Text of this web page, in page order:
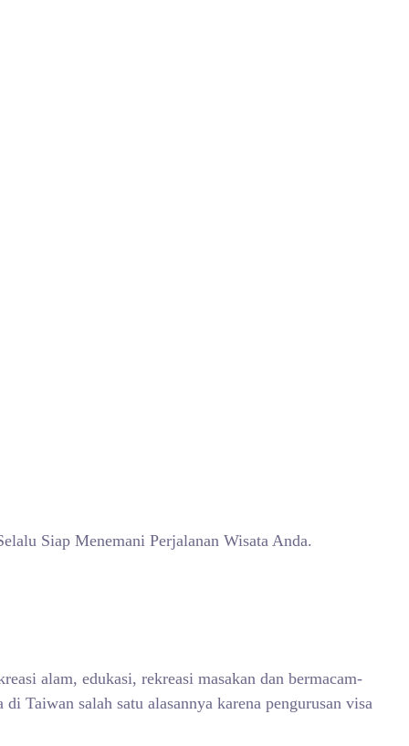
Siap Menemani Perjalanan Wisata Anda.
alam, edukasi, rekreasi masakan dan bermacam-
Taiwan salah satu alasannya karena pengurusan visa